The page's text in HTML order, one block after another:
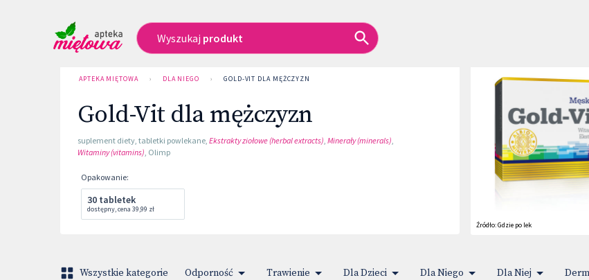
Wyszukaj produkt
APTEKA MIĘTOWA › DLA NIEGO › GOLD-VIT DLA MĘŻCZYZN
Gold-Vit dla mężczyzn
suplement diety, tabletki powlekane, Ekstrakty ziołowe (herbal extracts), Minerały (minerals),
Witaminy (vitamins), Olimp
Opakowanie:
30 tabletek
dostępny,cena 39,99 zł
Źródło:Gdzie po lek
Wszystkie kategorie Odporność Trawienie Dla Dzieci Dla Niego Dla Niej